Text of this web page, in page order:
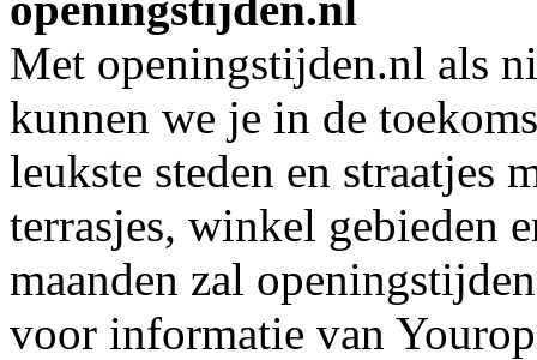
Met openingstijden.nl als
kunnen we je in de
leukste steden en straatjes
terrasjes, winkel gebieden
maanden zal
voor informatie van